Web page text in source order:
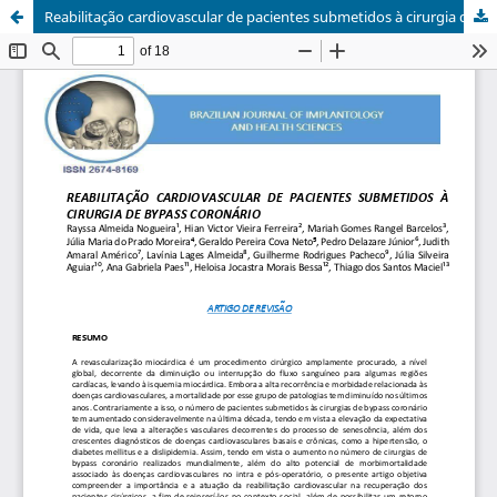
Reabilitação cardiovascular de pacientes submetidos à cirurgia de bypass coronário